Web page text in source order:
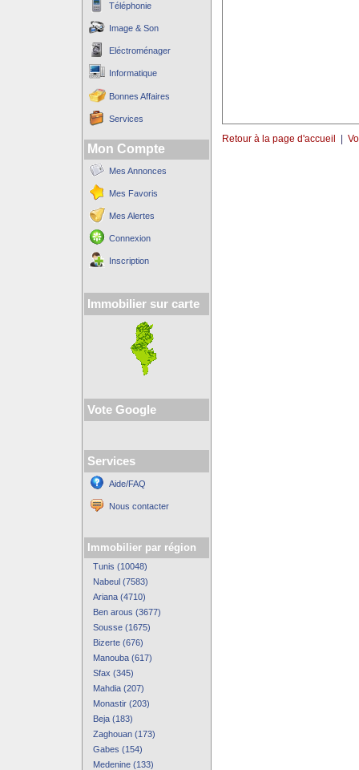
Téléphonie
Image & Son
Eléctroménager
Informatique
Bonnes Affaires
Services
Mon Compte
Mes Annonces
Mes Favoris
Mes Alertes
Connexion
Inscription
Immobilier sur carte
Vote Google
Services
Aide/FAQ
Nous contacter
Immobilier par région
Tunis (10048)
Nabeul (7583)
Ariana (4710)
Ben arous (3677)
Sousse (1675)
Bizerte (676)
Manouba (617)
Sfax (345)
Mahdia (207)
Monastir (203)
Beja (183)
Zaghouan (173)
Gabes (154)
Medenine (133)
Retour à la page d'accueil